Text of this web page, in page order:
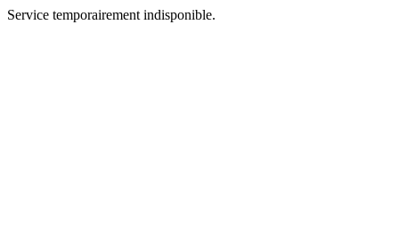
Service temporairement indisponible.